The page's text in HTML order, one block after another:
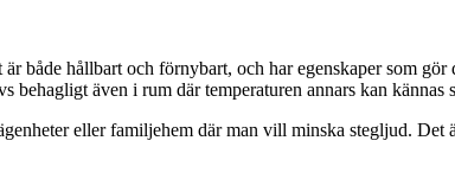
både hållbart och förnybart, och har egenskaper som
behagligt även i rum där temperaturen annars kan
eller familjehem där man vill minska stegljud. Det